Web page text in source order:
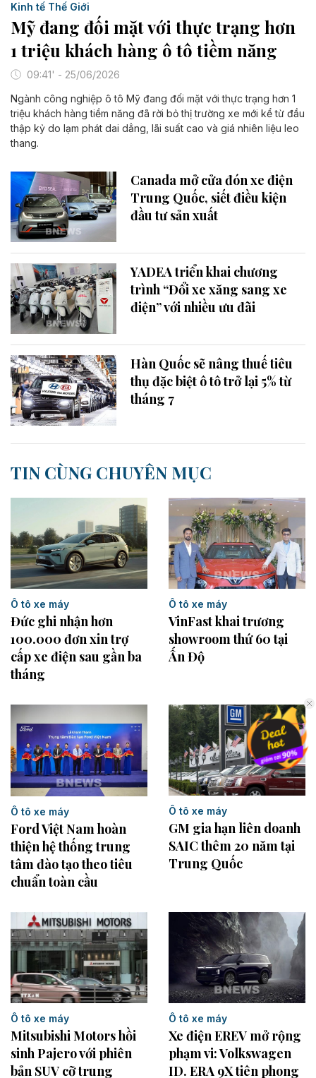
Kinh tế Thế Giới
Mỹ đang đối mặt với thực trạng hơn
1 triệu khách hàng ô tô tiềm năng
09:41' - 25/06/2026
Ngành công nghiệp ô tô Mỹ đang đối mặt với thực trạng hơn 1
triệu khách hàng tiềm năng đã rời bỏ thị trường xe mới kể từ đầu
thập kỷ do lạm phát dai dẳng, lãi suất cao và giá nhiên liệu leo
thang.
Canada mở cửa đón xe điện
Trung Quốc, siết điều kiện
đầu tư sản xuất
YADEA triển khai chương
trình “Đổi xe xăng sang xe
điện” với nhiều ưu đãi
Hàn Quốc sẽ nâng thuế tiêu
thụ đặc biệt ô tô trở lại 5% từ
tháng 7
TIN CÙNG CHUYÊN MỤC
Ô tô xe máy
Đức ghi nhận hơn
100.000 đơn xin trợ
cấp xe điện sau gần ba
tháng
Ô tô xe máy
VinFast khai trương
showroom thứ 60 tại
Ấn Độ
Ô tô xe máy
Ford Việt Nam hoàn
thiện hệ thống trung
tâm đào tạo theo tiêu
chuẩn toàn cầu
Ô tô xe máy
GM gia hạn liên doanh
SAIC thêm 20 năm tại
Trung Quốc
Ô tô xe máy
Mitsubishi Motors hồi
sinh Pajero với phiên
bản SUV cỡ trung
Ô tô xe máy
Xe điện EREV mở rộng
phạm vi: Volkswagen
ID. ERA 9X tiên phong